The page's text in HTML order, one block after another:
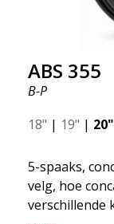
ABS 355
B-P
18" | 19" | 20"
5-spaaks,
velg, hoe
verschillende